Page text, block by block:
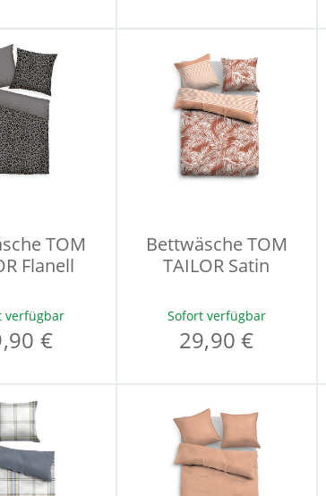
TOM
Flanell
verfügbar
€
Bettwäsche TOM
TAILOR Satin
Sofort verfügbar
29,90 €